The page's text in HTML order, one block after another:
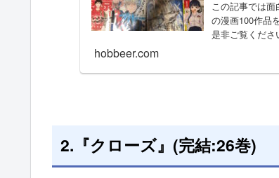
この記事では
の漫画100作品
是非ご覧くださ
hobbeer.com
2.『クローズ』(完結:26巻)